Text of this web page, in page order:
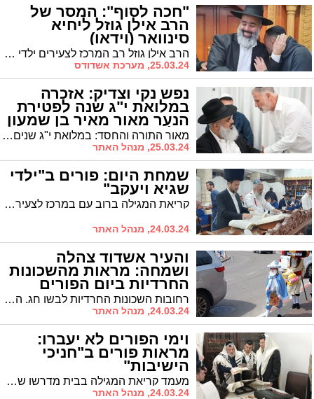
"חכה לסוף": המסר של
הרב אילן גוזל ליחיא
סינוואר (וידאו)
הרב אילן גוזל רב המרכז לצעירים ילדי שגיא ויעקב במסר קצר לפורים שפורסם אצל רבים מתושבי העיר. צפו
25.03.24, מערכת אשדודס
נפש נקי וצדיק: אזכרה
במלואת י"ג שנה לפטירת
הנער מאור מאיר בן שמעון
ז"ל מאור התורה והחסד: במלואת י"ג שנים לנער היקר מאור מאיר בן-שמעון ז"ל, התקיימה עצרת התעוררות ותיאור על ממלכת החסד הענקית שהוקמה לזכרו
25.03.24, מנהל האתר
שמחת היום: פורים ב"ילדי
שגיא ויעקב"
קריאת המגילה ברוב עם במרכז לצעירים "ילדי שגיא ויעקב"
24.03.24, מנהל האתר
והעיר אשדוד צהלה
ושמחה: מראות מהשכונות
החרדיות ביום הפורים
רחובות השכונות החרדיות לבשו חג. הרחובות מלאים בתושבים מחופשים הצועדים כשבידיהם נשלוחי מנות. צפו בגלריה הצבעונית
24.03.24, מנהל האתר
וימי הפורים לא יעברו:
מראות פורים ב"חניכי
הישיבות"
מעמד קריאת המגילה בבית מדרשו של הגאון רבי מכלוף עזריאל שליט"א ברובע ז' רב קהילת "בני תורה חניכי הישיבות"
24.03.24, מנהל האתר